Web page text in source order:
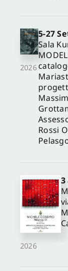
2026
5-27
Sala
Rossi
2026
3